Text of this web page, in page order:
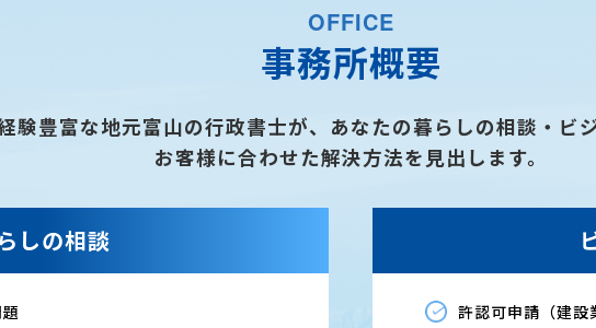
OFFICE
事務所概要
験豊富な地元富山の行政書士が、あなたの暮らしの相談・ビ
お客様に合わせた解決方法を見出します。
しの相談
許認可申請（建設